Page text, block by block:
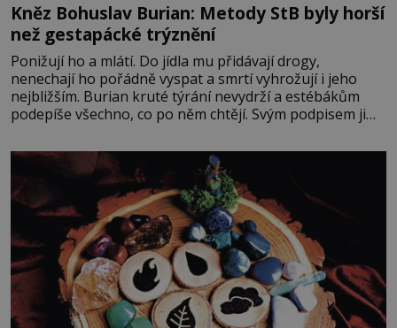
Kněz Bohuslav Burian: Metody StB byly horší
než gestapácké trýznění
Ponižují ho a mlátí. Do jídla mu přidávají drogy,
nenechají ho pořádně vyspat a smrtí vyhrožují i jeho
nejbližším. Burian kruté týrání nevydrží a estébákům
podepíše všechno, co po něm chtějí. Svým podpisem jim
fyzický ani psychický nátlak. Syn brněnského řezníka
chce být knězem a